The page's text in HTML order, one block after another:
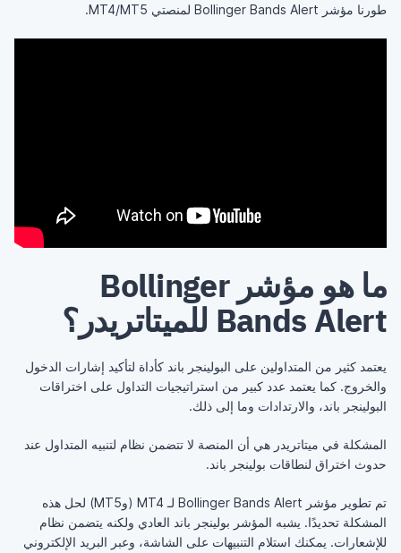
طورنا مؤشر Bollinger Bands Alert لمنصتي MT4/MT5.
ما هو مؤشر Bollinger
Bands Alert للميتاتريدر؟
يعتمد كثير من المتداولين على البولينجر باند كأداة لتأكيد إشارات الدخول
والخروج. كما يعتمد عدد كبير من استراتيجيات التداول على اختراقات
البولينجر باند، والارتدادات وما إلى ذلك.
المشكلة في ميتاتريدر هي أن المنصة لا تتضمن نظام لتنبيه المتداول عند
حدوث اختراق لنطاقات بولينجر باند.
تم تطوير مؤشر Bollinger Bands Alert لـ MT4 (وMT5) لحل هذه
المشكلة تحديدًا. يشبه المؤشر بولينجر باند العادي ولكنه يتضمن نظام
للإشعارات. يمكنك استلام التنبيهات على الشاشة، وعبر البريد الإلكتروني